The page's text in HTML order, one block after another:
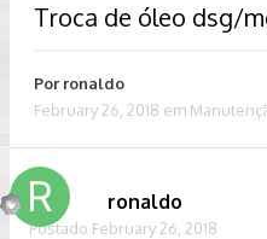
Troca de óleo dsg/
Por ronaldo
February 26, 2018 em
ronaldo
Postado February 26, 2018